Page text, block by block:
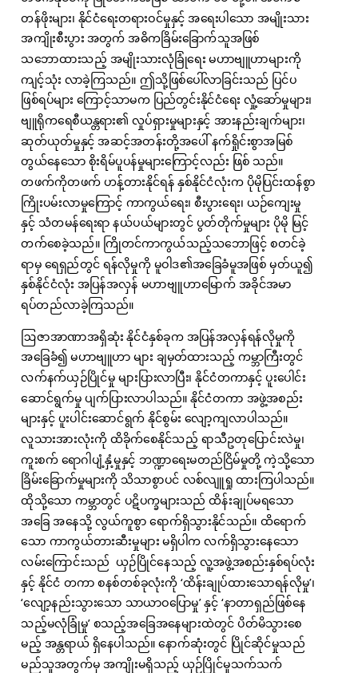
တန်ဖိုးများ၊ နိုင်ငံရေးတရားဝင်မှုနှင့် အရေးပါသော အမျိုးသား
အကျိုးစီးပွား အတွက် အဓိကခြိမ်းခြောက်သူအဖြစ်
သဘောထားသည့် အမျိုးသားလုံခြုံရေး မဟာဗျူဟာများကို
ကျင့်သုံး လာခဲ့ကြသည်။ ဤသို့ဖြစ်ပေါ်လာခြင်းသည် ပြင်ပ
ဖြစ်ရပ်များ ကြောင့်သာမက ပြည်တွင်းနိုင်ငံရေး လှုံ့ဆော်မှုများ၊
ဗျူရိုကရေစီယန္တရား၏ လှုပ်ရှားမှုများနှင့် အားနည်းချက်များ၊
ဆုတ်ယုတ်မှုနှင့် အဆင့်အတန်းတို့အပေါ် နက်ရှိုင်းစွာအမြစ်
တွယ်နေသော စိုးရိမ်ပူပန်မှုများကြောင့်လည်း ဖြစ် သည်။
တဖက်ကိုတဖက် ဟန့်တားနိုင်ရန် နှစ်နိုင်ငံလုံးက ပိုမိုပြင်းထန်စွာ
ကြိုးပမ်းလာမှုကြောင့် ကာကွယ်ရေး၊ စီးပွားရေး၊ ယဉ်ကျေးမှု
နှင့် သံတမန်ရေးရာ နယ်ပယ်များတွင် ပွတ်တိုက်မှုများ ပိုမို မြင့်
တက်စေခဲ့သည်။ ကြိုတင်ကာကွယ်သည့်သဘောဖြင့် စတင်ခဲ့
ရာမှ ရေရှည်တွင် ရန်လိုမှုကို မူဝါဒ၏အခြေခံမူအဖြစ် မှတ်ယူ၍
နှစ်နိုင်ငံလုံး အပြန်အလှန် မဟာဗျူဟာမြောက် အခိုင်အမာ
ရပ်တည်လာခဲ့ကြသည်။
ဩဇာအာဏာအရှိဆုံး နိုင်ငံနှစ်ခုက အပြန်အလှန်ရန်လိုမှုကို
အခြေခံ၍ မဟာဗျူဟာ များ ချမှတ်ထားသည့် ကမ္ဘာကြီးတွင်
လက်နက်ယှဉ်ပြိုင်မှု များပြားလာပြီး၊ နိုင်ငံတကာနှင့် ပူးပေါင်း
ဆောင်ရွက်မှု ပျက်ပြားလာပါသည်။ နိုင်ငံတကာ အဖွဲ့အစည်း
များနှင့် ပူးပါင်းဆောင်ရွက် နိုင်စွမ်း လျော့ကျလာပါသည်။
လူသားအားလုံးကို ထိခိုက်စေနိုင်သည့် ရာသီဥတုပြောင်းလဲမှု၊
ကူးစက် ရောဂါပျံ့နှံ့မှုနှင့် ဘဏ္ဍာရေးမတည်ငြိမ်မှုတို့ ကဲ့သို့သော
ခြိမ်းခြောက်မှုများကို သိသာစွာပင် လစ်လျူရှု ထားကြပါသည်။
ထိုသို့သော ကမ္ဘာတွင် ပဋိပက္ခများသည် ထိန်းချုပ်မရသော
အခြေ အနေသို့ လွယ်ကူစွာ ရောက်ရှိသွားနိုင်သည်။ ထိရောက်
သော ကာကွယ်တားဆီးမှုများ မရှိပါက လက်ရှိသွားနေသော
လမ်းကြောင်းသည် ယှဉ်ပြိုင်နေသည့် လူ့အဖွဲ့အစည်းနှစ်ရပ်လုံး
နှင့် နိုင်ငံ တကာ စနစ်တစ်ခုလုံးကို ‘ထိန်းချုပ်ထားသောရန်လိုမှု’၊
‘လျော့နည်းသွားသော သာယာဝပြောမှု’ နှင့် ‘နာတာရှည်ဖြစ်နေ
သည့်မလုံခြုံမှု’ စသည့်အခြေအနေများထဲတွင် ပိတ်မိသွားစေ
မည့် အန္တရာယ် ရှိနေပါသည်။ နောက်ဆုံးတွင် ပြိုင်ဆိုင်မှုသည်
မည်သူအတွက်မှ အကျိုးမရှိသည့် ယှဉ်ပြိုင်မှုသက်သက်